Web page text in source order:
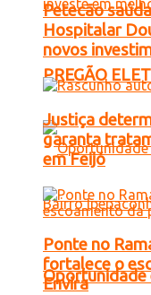
PREGÃO
Oportunidade
Petecão
Hospitalar
novos
Justiça
garanta
em Feijó
Ponte no
fortalece o
Envira